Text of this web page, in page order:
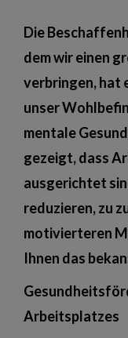
Die
dem wir einen
verbringen, hat
unser
mentale
gezeigt, dass
ausgerichtet
reduzieren, zu
motivierteren
Ihnen das
Arbeitsplatzes